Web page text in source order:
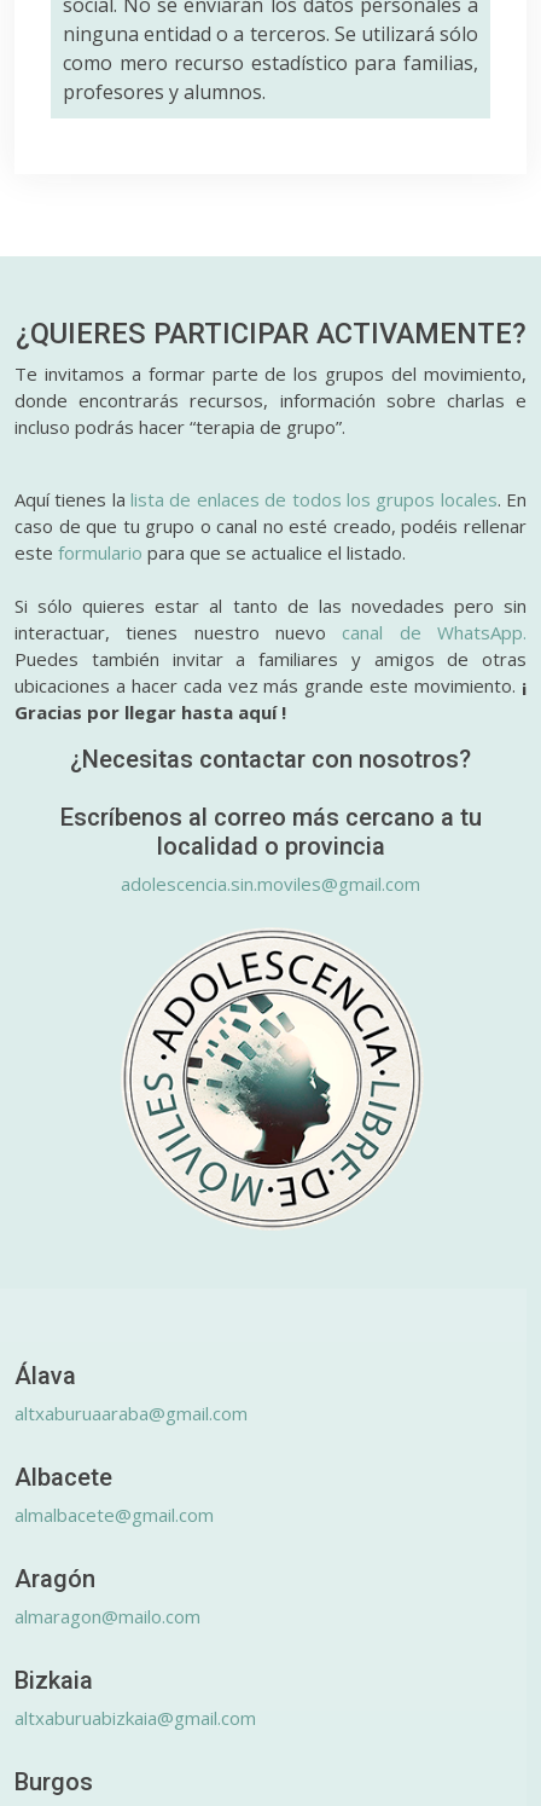
ninguna entidad o a terceros. Se utilizará sólo
como mero recurso estadístico para familias,
profesores y alumnos.
¿QUIERES PARTICIPAR ACTIVAMENTE?
Te invitamos a formar parte de los grupos del movimiento,
donde encontrarás recursos, información sobre charlas e
incluso podrás hacer “terapia de grupo”.
Aquí tienes lalista de enlaces de todos los grupos locales. En
caso de que tu grupo o canal no esté creado, podéis rellenar
este formulario para que se actualice el listado.
Si sólo quieres estar al tanto de las novedades pero sin
interactuar, tienes nuestro nuevo canal de WhatsApp.
Puedes también invitar a familiares y amigos de otras
ubicaciones a hacer cada vez más grande este movimiento. ¡
Gracias por llegar hasta aquí !
¿Necesitas contactar con nosotros?
Escríbenos al correo más cercano a tu
localidad o provincia
adolescencia.sin.moviles@gmail.com
Álava
altxaburuaaraba@gmail.com
Albacete
almalbacete@gmail.com
Aragón
almaragon@mailo.com
Bizkaia
altxaburuabizkaia@gmail.com
Burgos